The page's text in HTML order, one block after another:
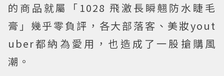
的商品就屬「1028 飛激長瞬翹防水睫毛
膏」幾乎零負評，各大部落客、美妝yout
uber都納為愛用，也造成了一股搶購風
潮。